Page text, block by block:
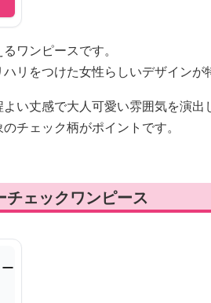
ワンピースです。
リをつけた女性らしいデザインが
い丈感で大人可愛い雰囲気を演出
チェック柄がポイントです。
チェックワンピース